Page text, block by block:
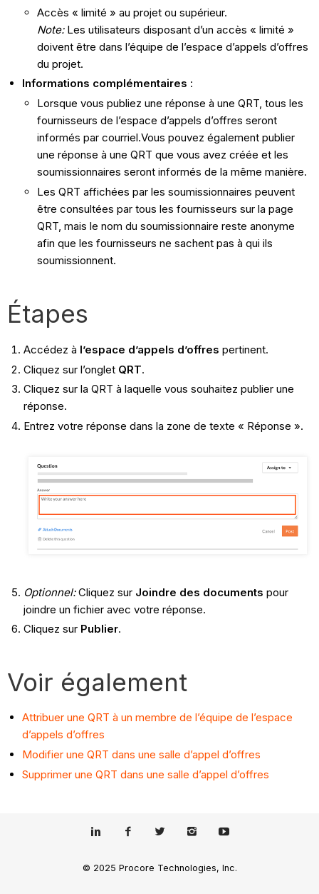
Accès « limité » au projet ou supérieur.
Note: Les utilisateurs disposant d’un accès « limité »
doivent être dans l’équipe de l’espace d’appels d’offres
du projet.
Informations complémentaires :
Lorsque vous publiez une réponse à une QRT, tous les
fournisseurs de l’espace d’appels d’offres seront
informés par courriel.Vous pouvez également publier
une réponse à une QRT que vous avez créée et les
soumissionnaires seront informés de la même manière.
Les QRT affichées par les soumissionnaires peuvent
être consultées par tous les fournisseurs sur la page
QRT, mais le nom du soumissionnaire reste anonyme
afin que les fournisseurs ne sachent pas à qui ils
soumissionnent.
Étapes
Accédez à l’espace d’appels d’offres pertinent.
Cliquez sur l’onglet QRT.
Cliquez sur la QRT à laquelle vous souhaitez publier une
réponse.
Entrez votre réponse dans la zone de texte « Réponse ».
Optionnel:Cliquez sur Joindre des documents pour
joindre un fichier avec votre réponse.
Cliquez sur Publier.
Voir également
Attribuer une QRT à un membre de l’équipe de l’espace
d’appels d’offres
Modifier une QRT dans une salle d’appel d’offres
Supprimer une QRT dans une salle d’appel d’offres
© 2025 Procore Technologies, Inc.